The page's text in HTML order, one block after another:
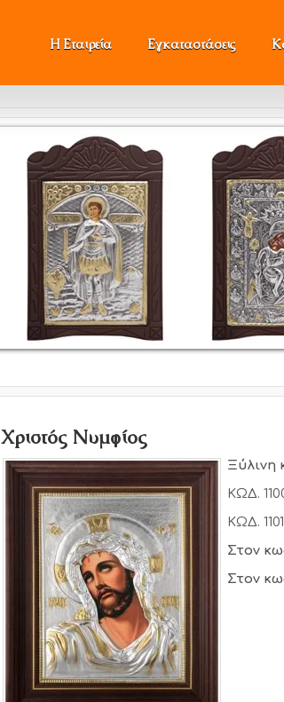
Η Εταιρεία Εγκαταστάσεις
Χριστός Νυμφίος
Ξύλινη
ΚΩΔ.
ΚΩΔ.
Στον
Στον